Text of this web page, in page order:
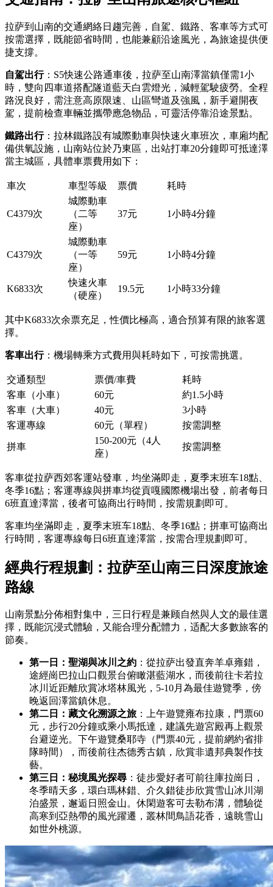
拉萨到山南的交通網絡日趨完善，自駕、鐵路、客車等方式可
按需選擇，既能節省時間，也能兼顧沿途風光，為旅途提供便
捷支撐。
自駕出行：S5快速公路通車後，拉萨至山南澤當鎮僅需1小
時，雙向四車道搭配隧道藍天白雲燈光，減輕駕駛疲勞。全程
路況良好，需注意高原限速、山區彎道及強風，新手避開夜
駕，提前檢查車輛並攜帶應急物品，可靈活停靠沿途景點。
鐵路出行：拉林鐵路設有城際動車與快速火車班次，車廂均配
備供氧設施，山南站位於乃東區，出站打車20分鐘即可抵達澤
當主城區，具體車票費用如下：
車次 車型等級 票價 耗時
C4379次
城際動車
（二等
座）
37元 1小時4分鐘
C4379次
城際動車
（一等
座）
59元 1小時4分鐘
K6833次
快速火車
（硬座）
19.5元 1小時33分鐘
其中K6833次余票充足，性價比極高，適合預算有限的旅客選
擇。
客車出行：機場轉乘方式費用與耗時如下，可按需挑選。
交通類型 票價/車費
耗時
客車（小車）
60元
約1.5小時
客車（大車）
40元
3小時
客運專線
60元（單程） 按需調整
拼車
150-200元（4人
座）
按需調整
客車從拉萨西郊客運站發車，均坐滿即走，夏季末班车18點、
冬季16點；客運專線與拼車均從貢嘎國際機場出發，前者每日
6班直達澤當，後者可協商出行時間，按需規劃即可。
客車均坐滿即走，夏季末班车18點、冬季16點；拼車可協商出
行時間，客運專線每日6班直達澤當，按需合理規劃即可。
經典行程規劃：拉萨至山南三日深度旅途
路線
山南景點分佈相對集中，三日行程是兼顾自然與人文的最佳選
擇，既能沉浸式體驗，又能合理分配體力，适配大多數旅客的
節奏。
第一日：聖湖與冰川之約 ：從拉萨出發直奔羊卓雍錯，
途經崗巴拉山口觀景台俯瞰湛藍湖水，而後前往卡若拉
冰川近距離欣賞冰塔林風光，5-10月為最佳遊覽季，傍
晚返回澤當鎮休息。
第二日：藏文化溯源之旅 ：上午遊覽雍布拉康，門票60
元，步行20分鐘或乘小馬抵達，建議先遊宮殿再上觀景
台避逆光。下午遊覽桑耶寺（門票40元，提前網約省排
隊時間），而後前往杰德秀古鎮，欣賞非遺邦典製作技
藝。
第三日：秘境風光探尋 ：徒步愛好者可前往庫拉崗日，
冬季晴天多，環白瑪林錯、介久錯徒步欣賞雪山冰川湖
泊盛景，邂逅日照金山。休閑遊客可去勒布溝，體驗從
高寒到亞熱帶的風光躍遷，叢林間鳥語花香，遠眺雪山
如世外桃源。